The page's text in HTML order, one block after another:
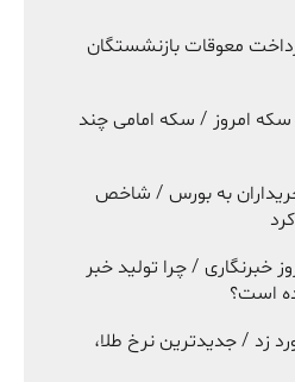
معوقات بازنشستگان
امروز / سکه امامی چند
به بورس / شاخص
خبرنگاری / چرا تولید خبر
است؟
زد / جدیدترین نرخ طلا،